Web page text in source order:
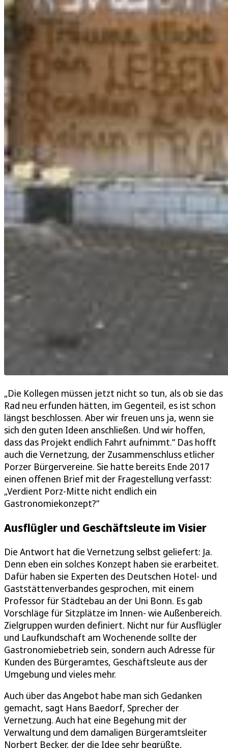
„Die Kollegen müssen jetzt nicht so tun, als ob sie das
Rad neu erfunden hätten, im Gegenteil, es ist schon
längst beschlossen. Aber wir freuen uns ja, wenn sie
sich den guten Ideen anschließen. Und wir hoffen,
dass das Projekt endlich Fahrt aufnimmt.“ Das hofft
auch die Vernetzung, der Zusammenschluss etlicher
Porzer Bürgervereine. Sie hatte bereits Ende 2017
einen offenen Brief mit der Fragestellung verfasst:
„Verdient Porz-Mitte nicht endlich ein
Gastronomiekonzept?“
Ausflügler und Geschäftsleute im Visier
Die Antwort hat die Vernetzung selbst geliefert: Ja.
Denn eben ein solches Konzept haben sie erarbeitet.
Dafür haben sie Experten des Deutschen Hotel- und
Gaststättenverbandes gesprochen, mit einem
Professor für Städtebau an der Uni Bonn. Es gab
Vorschläge für Sitzplätze im Innen- wie Außenbereich.
Zielgruppen wurden definiert. Nicht nur für Ausflügler
und Laufkundschaft am Wochenende sollte der
Gastronomiebetrieb sein, sondern auch Adresse für
Kunden des Bürgeramtes, Geschäftsleute aus der
Umgebung und vieles mehr.
Auch über das Angebot habe man sich Gedanken
gemacht, sagt Hans Baedorf, Sprecher der
Vernetzung. Auch hat eine Begehung mit der
Verwaltung und dem damaligen Bürgeramtsleiter
Norbert Becker, der die Idee sehr begrüßte,